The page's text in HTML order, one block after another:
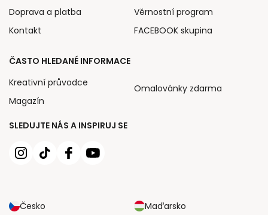
SLEDUJTE NÁS A INSPIRUJ SE
Česko Maďarsko
Doprava a platba
Kontakt
Věrnostní program
FACEBOOK skupina
ČASTO HLEDANÉ INFORMACE
Kreativní průvodce
Magazín
Omalovánky zdarma